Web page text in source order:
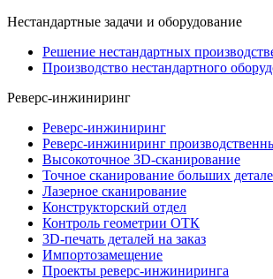
Нестандартные задачи и оборудование
Решение нестандартных
Производство нестандартного
Реверс-инжиниринг
Реверс-инжиниринг
Реверс-инжиниринг
Высокоточное 3D-сканирование
Точное сканирование больших
Лазерное сканирование
Конструкторский отдел
Контроль геометрии ОТК
3D-печать деталей на заказ
Импортозамещение
Проекты реверс-инжиниринга